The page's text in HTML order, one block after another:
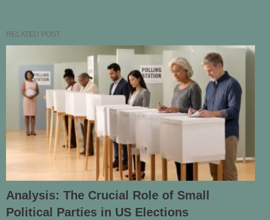
RELATED POST
Analysis: The Crucial Role of Small
Political Parties in US Elections